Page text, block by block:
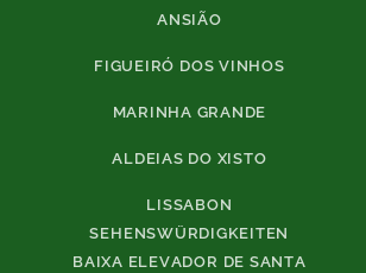
ANSIÃO
FIGUEIRÓ DOS VINHOS
MARINHA GRANDE
ALDEIAS DO XISTO
LISSABON
SEHENSWÜRDIGKEITEN
BAIXA ELEVADOR DE SANTA